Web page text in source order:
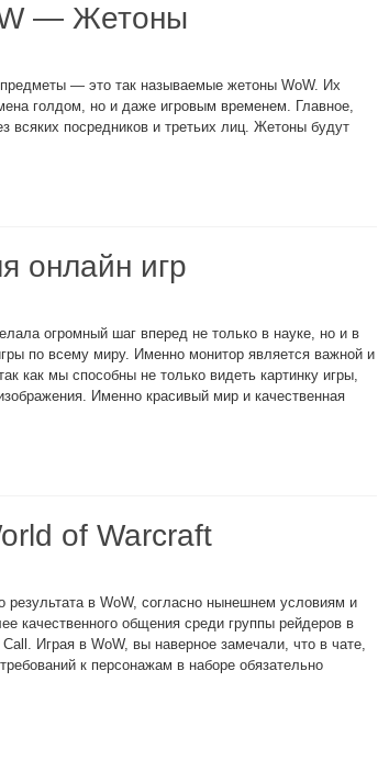
— Жетоны
— это так называемые жетоны WoW. Их
голдом, но и даже игровым временем. Главное,
всяких посредников и третьих лиц. Жетоны будут
онлайн игр
огромный шаг вперед не только в науке, но и в
по всему миру. Именно монитор является важной и
как мы способны не только видеть картинку игры,
Именно красивый мир и качественная
of Warcraft
результата в WoW, согласно нынешнем условиям и
качественного общения среди группы рейдеров в
Играя в WoW, вы наверное замечали, что в чате,
к персонажам в наборе обязательно